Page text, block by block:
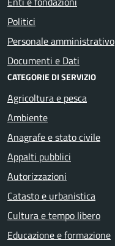
Politici
Personale amministrativo
Documenti e Dati
CATEGORIE DI SERVIZIO
Agricoltura e pesca
Ambiente
Anagrafe e stato civile
Appalti pubblici
Autorizzazioni
Catasto e urbanistica
Cultura e tempo libero
Educazione e formazione